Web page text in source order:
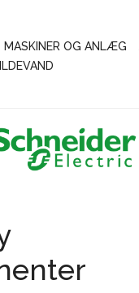
MASKINER OG ANLÆG